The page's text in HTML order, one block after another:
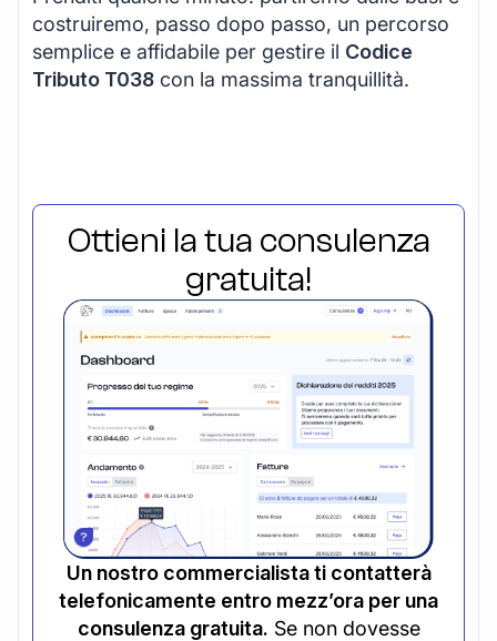
costruiremo, passo dopo passo, un percorso
semplice e affidabile per gestire il Codice
Tributo T038 con la massima tranquillità.
Ottieni la tua consulenza
gratuita!
Un nostro commercialista ti contatterà
telefonicamente entro mezz’ora per una
consulenza gratuita. Se non dovesse